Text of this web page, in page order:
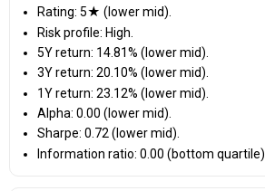
Rating: 5★ (lower mid).
Risk profile: High.
5Y return: 14.81% (lower mid).
3Y return: 20.10% (lower mid).
1Y return: 23.12% (lower mid).
Alpha: 0.00 (lower mid).
Sharpe: 0.72 (lower mid).
Information ratio: 0.00 (bottom quartile).